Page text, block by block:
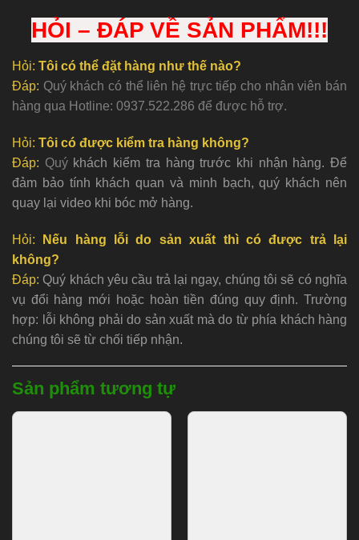
HỎI – ĐÁP VỀ SẢN PHẨM!!!
Hỏi: Tôi có thể đặt hàng như thế nào?
Đáp: Quý khách có thể liên hệ trực tiếp cho nhân viên bán
hàng qua Hotline: 0937.522.286 để được hỗ trợ.
Hỏi: Tôi có được kiểm tra hàng không?
Đáp: Quýkhách kiểm tra hàng trước khi nhận hàng. Để
đảm bảo tính khách quan và minh bạch, quý khách nên
quay lại video khi bóc mở hàng.
Hỏi:
Nếu hàng lỗi do sản xuất thì có được trả lại
không?
Đáp:Quý khách yêu cầu trả lại ngay, chúng tôi sẽ có nghĩa
vụ đổi hàng mới hoặc hoàn tiền đúng quy định. Trường
hợp: lỗi không phải do sản xuất mà do từ phía khách hàng
chúng tôi sẽ từ chối tiếp nhận.
Sản phẩm tương tự